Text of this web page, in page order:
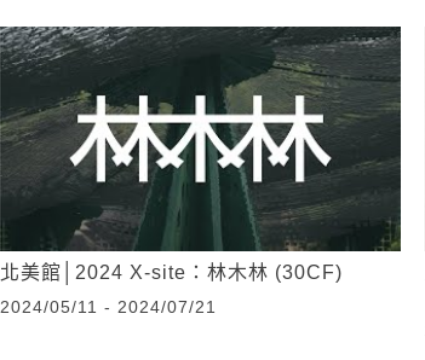
北美館│2024 X-site：林木林 (30CF)
2024/05/11 - 2024/07/21